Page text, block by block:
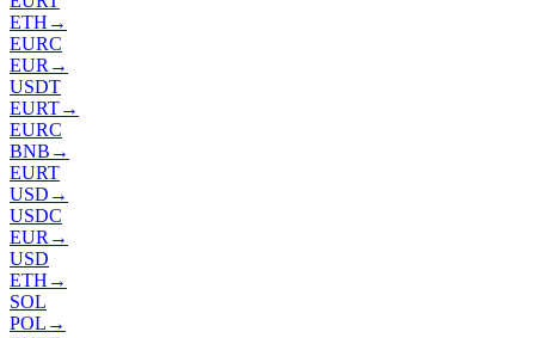
ETH →
EURC
EUR →
USDT
EURT→
EURC
BNB →
EURT
USD →
USDC
EUR →
USD
ETH →
SOL
POL →